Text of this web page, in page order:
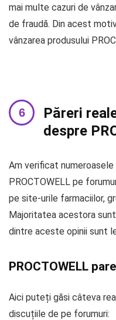
mai multe cazuri de
de fraudă. Din acest
vânzarea produsului
Păreri
despre
Am verificat
PROCTOWELL pe
pe site-urile farmaciilor,
Majoritatea acestora
dintre aceste opinii sunt
PROCTOWELL
Aici puteți găsi câteva
discuțiile de pe forumuri: